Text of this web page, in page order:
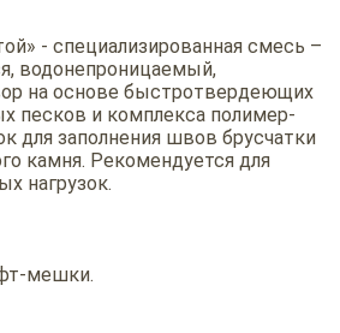
- специализированная смесь –
водонепроницаемый,
на основе быстротвердеющих
песков и комплекса полимер-
для заполнения швов брусчатки
камня. Рекомендуется для
нагрузок.
мешки.